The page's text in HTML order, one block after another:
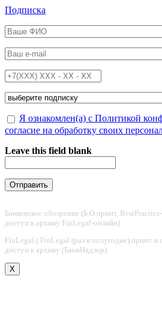
Перейти к основному содержанию
Подписка
ФИО*
Email*
Телефон*
Подписка на*
Обработка персональных данных*
Я ознакомлен(а) с Политикой
согласие на обработку своих
Leave this field blank
Банковское обозрение (Б.О принт,
доступ к архиву FinLegal-онлайн)
FinLegal ( FinLegal (раз в полугодие) принт и
доступ к архиву (БанкНадзор)
X